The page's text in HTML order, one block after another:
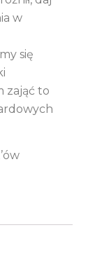
w
się
zająć to